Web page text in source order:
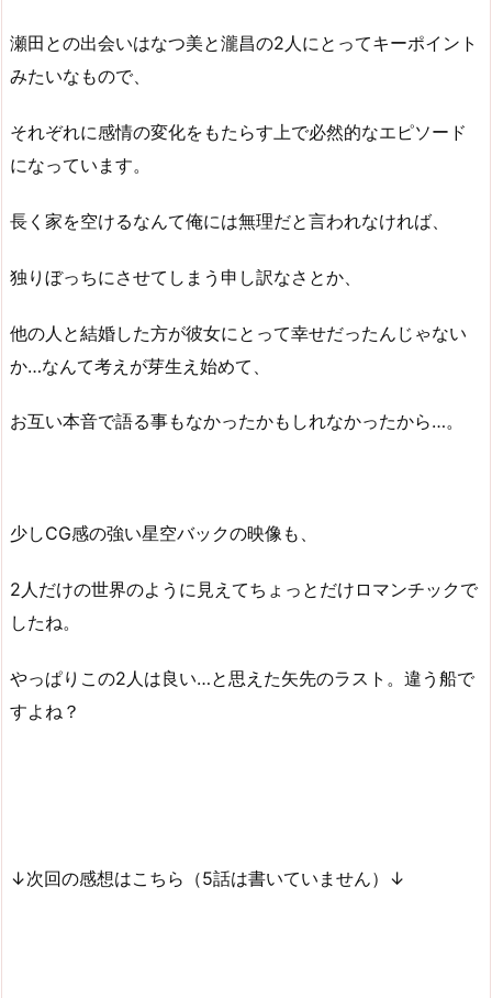
瀬田との出会いはなつ美と瀧昌の2人にとってキーポイント
みたいなもので、
それぞれに感情の変化をもたらす上で必然的なエピソード
になっています。
長く家を空けるなんて俺には無理だと言われなければ、
独りぼっちにさせてしまう申し訳なさとか、
他の人と結婚した方が彼女にとって幸せだったんじゃない
か…なんて考えが芽生え始めて、
お互い本音で語る事もなかったかもしれなかったから…。
少しCG感の強い星空バックの映像も、
2人だけの世界のように見えてちょっとだけロマンチックで
したね。
やっぱりこの2人は良い…と思えた矢先のラスト。違う船で
すよね？
↓次回の感想はこちら（5話は書いていません）↓